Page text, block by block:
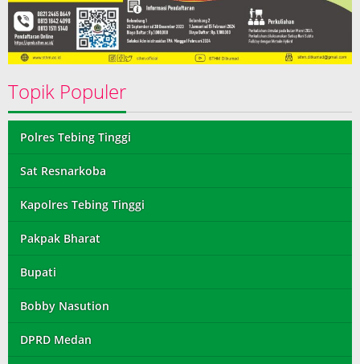
Topik Populer
Polres Tebing Tinggi
Sat Resnarkoba
Kapolres Tebing Tinggi
Pakpak Bharat
Bupati
Bobby Nasution
DPRD Medan